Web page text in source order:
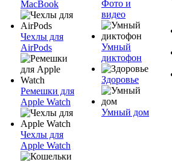
MacBook
Чехлы для
AirPods
Ремешки для
Apple Watch
Чехлы для
Apple Watch
Фото и
видео
Умный
диктофон
Здоровье
Умный дом